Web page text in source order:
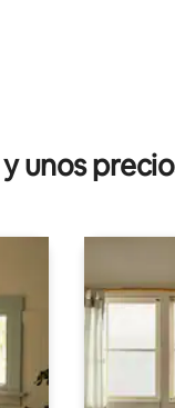
unos